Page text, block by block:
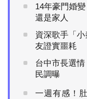
14年豪門婚
還是家人
資深歌手「
友證實噩耗
台中市長選
民調曝
一週有感！